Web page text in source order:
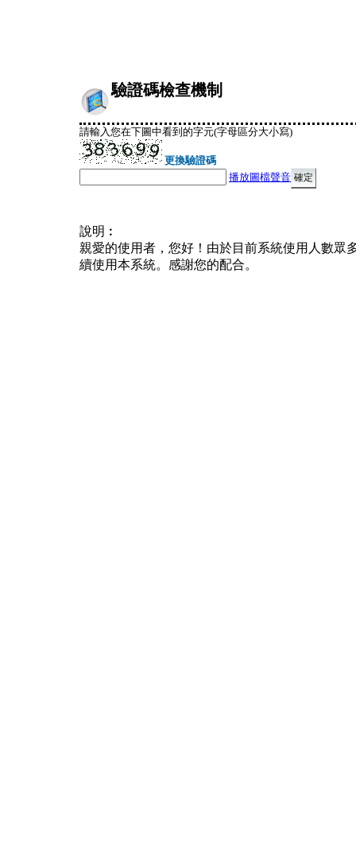
驗證碼檢查機制
請輸入您在下圖中看到的字元(字母區分大小寫)
更換驗證碼
播放圖檔聲音
說明︰
親愛的使用者，您好！由於目前系統使用人數眾
續使用本系統。感謝您的配合。